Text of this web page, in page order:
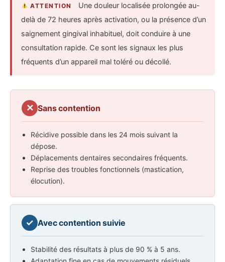
ATTENTION
Une douleur localisée prolongée au-
delà de 72 heures après activation, ou la présence d’un
saignement gingival inhabituel, doit conduire à une
consultation rapide. Ce sont les signaux les plus
fréquents d’un appareil mal toléré ou décollé.
✕ Sans contention
Récidive possible dans les 24 mois suivant la
dépose.
Déplacements dentaires secondaires fréquents.
Reprise des troubles fonctionnels (mastication,
élocution).
✓ Avec contention suivie
Stabilité des résultats à plus de 90 % à 5 ans.